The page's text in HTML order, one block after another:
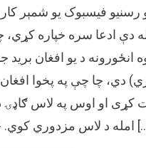
دا
جلا
انځورونه
رېښتیا
یو
برید
رسنیو فیسبوک یو شمېر
له دې ادعا سره خپاره
انځورونه د یو افغان برید
دي، چا چې په پخوا
کړی او اوس په لاس ګاډۍ
خو د فکټ […]